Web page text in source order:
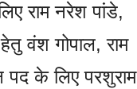
राम नरेश पांडे,
वंश गोपाल, राम
पद के लिए परशुराम